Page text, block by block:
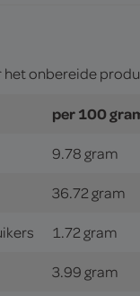
het onbereide
per 100
9.78 gram
36.72 gram
1.72 gram
3.99 gram